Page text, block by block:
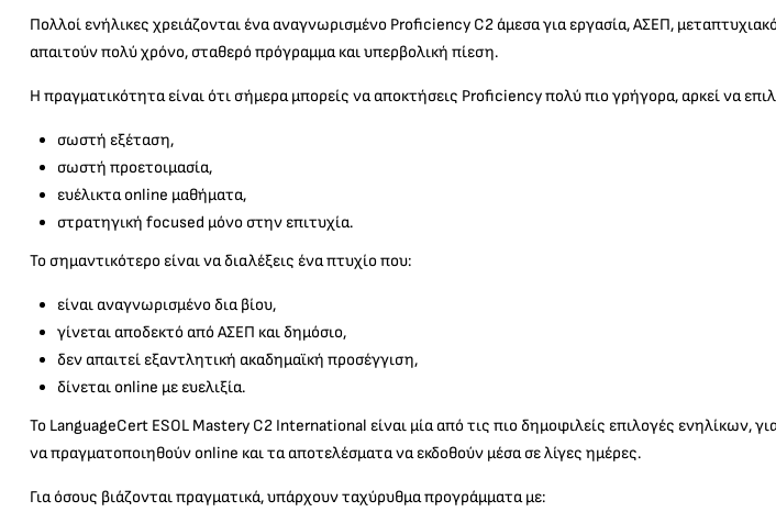
Πολλοί ενήλικες χρειάζονται ένα αναγνωρισμένο Proficiency C2 άμεσα για εργασία, ΑΣΕΠ,
απαιτούν πολύ χρόνο, σταθερό πρόγραμμα και υπερβολική πίεση.
Η πραγματικότητα είναι ότι σήμερα μπορείς να αποκτήσεις Proficiency πολύ πιο γρήγορα, αρκεί να
σωστή εξέταση,
σωστή προετοιμασία,
ευέλικτα online μαθήματα,
στρατηγική focused μόνο στην επιτυχία.
Το σημαντικότερο είναι να διαλέξεις ένα πτυχίο που:
είναι αναγνωρισμένο δια βίου,
γίνεται αποδεκτό από ΑΣΕΠ και δημόσιο,
δεν απαιτεί εξαντλητική ακαδημαϊκή προσέγγιση,
δίνεται online με ευελιξία.
Το LanguageCert ESOL Mastery C2 International είναι μία από τις πιο δημοφιλείς επιλογές ενηλίκων,
να πραγματοποιηθούν online και τα αποτελέσματα να εκδοθούν μέσα σε λίγες ημέρες.
Για όσους βιάζονται πραγματικά, υπάρχουν ταχύρυθμα προγράμματα με: